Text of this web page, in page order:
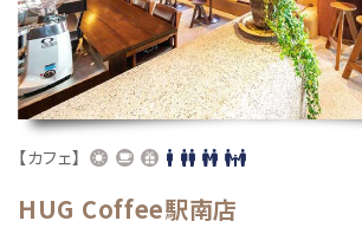
【カフェ】
HUG Coffee駅南店